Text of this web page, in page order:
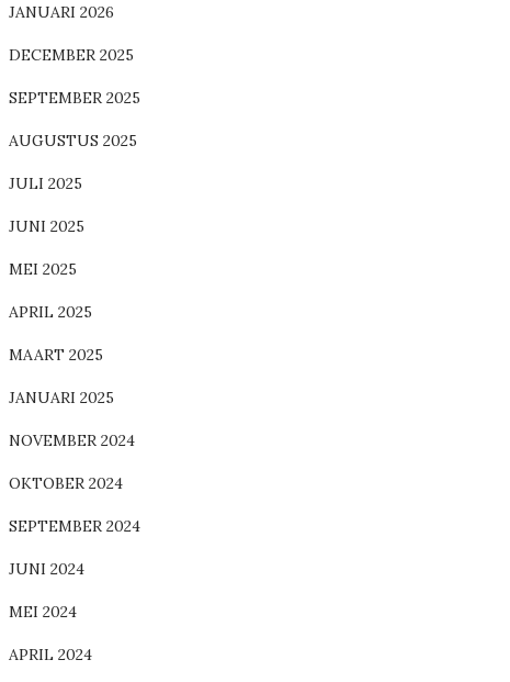
JANUARI 2026
DECEMBER 2025
SEPTEMBER 2025
AUGUSTUS 2025
JULI 2025
JUNI 2025
MEI 2025
APRIL 2025
MAART 2025
JANUARI 2025
NOVEMBER 2024
OKTOBER 2024
SEPTEMBER 2024
JUNI 2024
MEI 2024
APRIL 2024